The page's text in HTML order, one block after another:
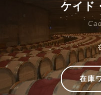
ケイド
在庫